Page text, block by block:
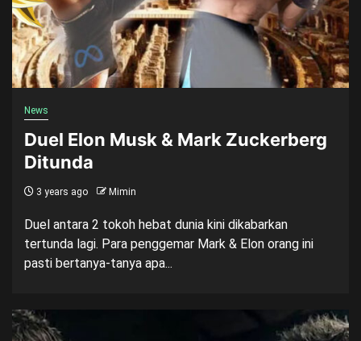
News
Duel Elon Musk & Mark Zuckerberg
Ditunda
3 years ago Mimin
Duel antara 2 tokoh hebat dunia kini dikabarkan
tertunda lagi. Para penggemar Mark & Elon orang ini
pasti bertanya-tanya apa...